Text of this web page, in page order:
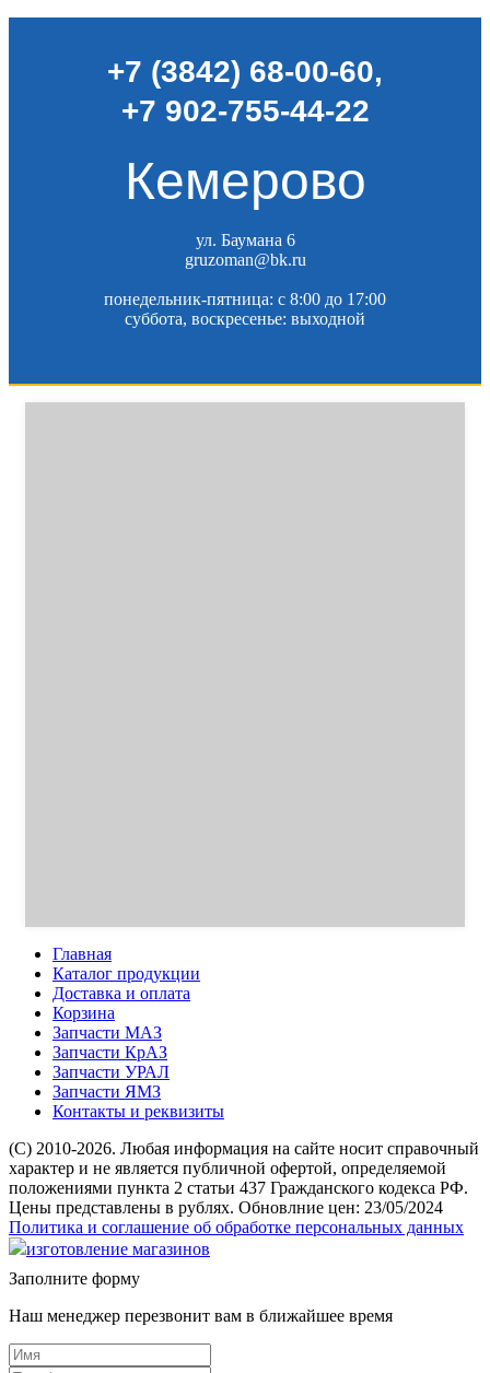
+7 (3842) 68-00-60,
+7 902-755-44-22
Кемерово
ул. Баумана 6
gruzoman@bk.ru
понедельник-пятница: c 8:00 до 17:00
суббота, воскресенье: выходной
Главная
Каталог продукции
Доставка и оплата
Корзина
Запчасти МАЗ
Запчасти КрАЗ
Запчасти УРАЛ
Запчасти ЯМЗ
Контакты и реквизиты
(C) 2010-2026. Любая информация на сайте носит справочный
характер и не является публичной офертой, определяемой
положениями пункта 2 статьи 437 Гражданского кодекса РФ.
Цены представлены в рублях. Обновлние цен: 23/05/2024
Политика и соглашение об обработке персональных данных
изготовление магазинов
Заполните форму
Наш менеджер перезвонит вам в ближайшее время